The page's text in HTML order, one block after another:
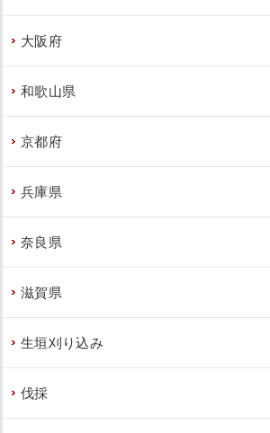
大阪府
和歌山県
京都府
兵庫県
奈良県
滋賀県
生垣刈り込み
伐採